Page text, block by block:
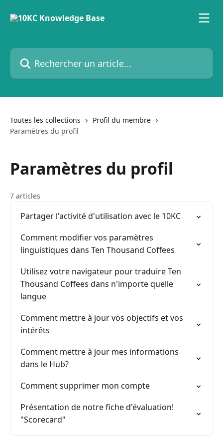
Rechercher un article...
Toutes les collections
Profil du membre
Paramètres du profil
Paramètres du profil
7 articles
Partager l'activité d'utilisation avec le 10KC
Comment modifier vos paramètres
linguistiques dans Ten Thousand Coffees
Utilisez votre navigateur pour traduire Ten
Thousand Coffees dans n'importe quelle
langue
Comment mettre à jour vos objectifs et vos
intérêts
Comment mettre à jour mes informations
dans le Hub?
Comment supprimer mon compte
Présentation de notre fiche d'évaluation!
"Scorecard"